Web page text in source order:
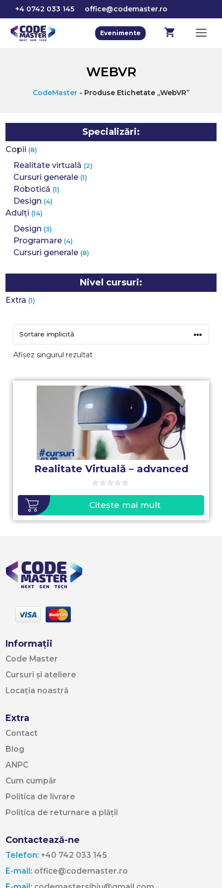
la
conținut
+4 0742 033 145 office@codemaster.ro
Evenimente
WEBVR
CodeMaster- Produse Etichetate „WebVR”
Afișez singurul rezultat
Realitate Virtuală – advanced
u
t
o
Citește mai mult
Specializări:
Copii (8)
Realitate virtuală (2)
Cursuri generale (1)
Robotică (1)
Design (4)
Adulți (14)
Design (3)
Programare (4)
Cursuri generale (8)
Nivel cursuri:
Extra (1)
Informații
Code Master
Cursuri și ateliere
Locația noastră
Extra
Contact
Blog
ANPC
Cum cumpăr
Politica de livrare
Politica de returnare a plății
Contactează-ne
Telefon: +40 742 033 145
E-mail: office@codemaster.ro